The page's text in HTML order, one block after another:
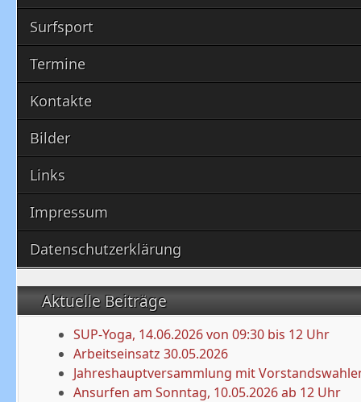
Surfsport
Termine
Kontakte
Bilder
Links
Impressum
Datenschutzerklärung
Aktuelle Beiträge
SUP-Yoga, 14.06.2026 von 09:30 bis 12 Uhr
Arbeitseinsatz 30.05.2026
Jahreshauptversammlung mit
Ansurfen am Sonntag, 10.05.2026 ab 12 Uhr